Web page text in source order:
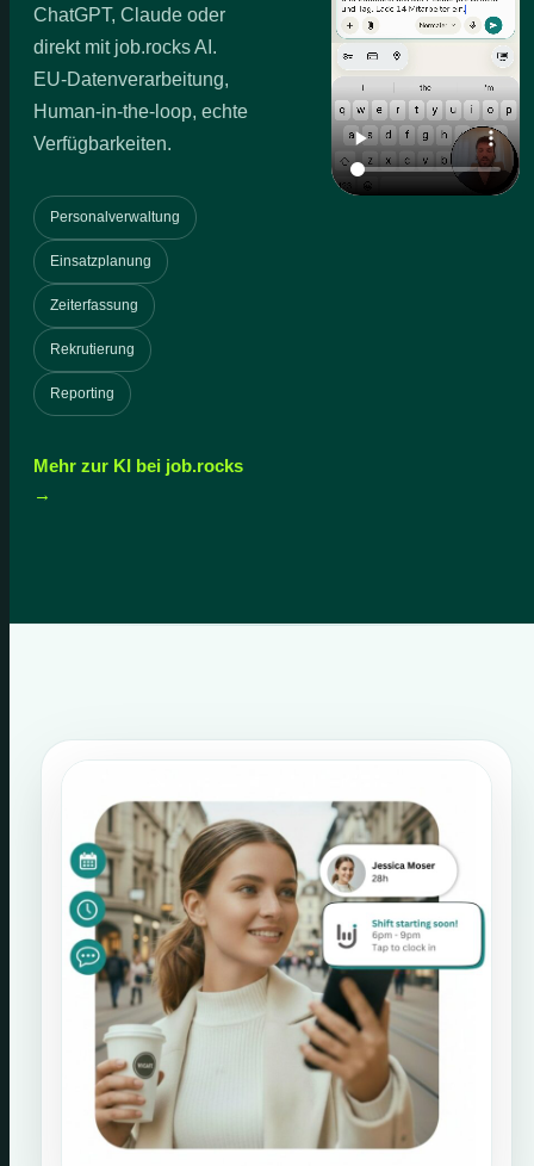
ChatGPT, Claude oder
direkt mit job.rocks AI.
EU-Datenverarbeitung,
Human-in-the-loop, echte
Verfügbarkeiten.
Personalverwaltung
Einsatzplanung
Zeiterfassung
Rekrutierung
Reporting
Mehr zur KI bei job.rocks
→